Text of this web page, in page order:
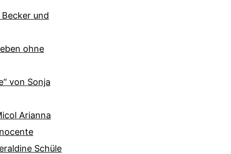
Becker und
ohne
von Sonja
Arianna
Schüle